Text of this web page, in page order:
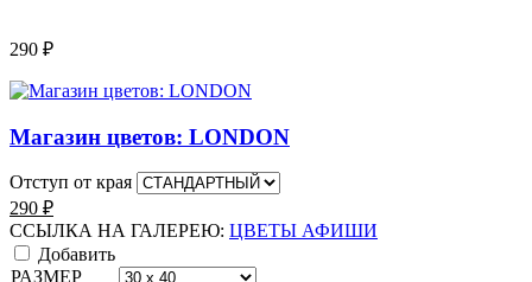
290 ₽
Магазин цветов: LONDON
Отступ от края
290 ₽
ССЫЛКА НА ГАЛЕРЕЮ: ЦВЕТЫ АФИШИ
Добавить
РАЗМЕР